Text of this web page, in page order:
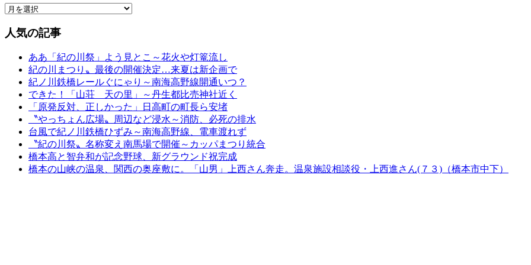
人気の記事
ああ「紀の川祭」よう見とこ～花火や灯篭流し
紀の川まつり〟最後の開催決定…来夏は新企画で
紀ノ川鉄橋レールぐにゃり～南海高野線開通いつ？
できた！「山荘 天の里」～丹生都比売神社近く
「原発反対、正しかった」日高町の町長ら安堵
〝やっちょん広場〟周辺など浸水～消防、必死の排水
台風で紀ノ川鉄橋ひずみ～南海高野線、電車渡れず
〝紀の川祭〟名称変え南馬場で開催～カッパまつり統合
橋本高と智弁和が記念野球、新グラウンド祝完成
橋本の山峡の温泉、関西の奥座敷に。「山男」上西さん奔走。温泉施設相談役・上西進さん(７３)（橋本市中下）